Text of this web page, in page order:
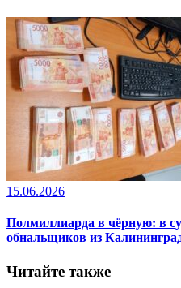
15.06.2026
Полмиллиарда в чёрную: в
обнальщиков из
Читайте также